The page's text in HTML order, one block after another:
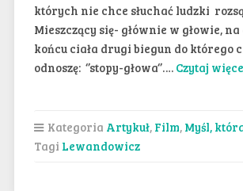
których nie chce słuchać ludzki
Mieszczący się- głównie w głowie,
końcu ciała drugi biegun do którego
odnoszę: ‘’stopy-głowa‘’…. Czytaj
Kategoria Artykuł, Film, Myśl,
Tagi Lewandowicz